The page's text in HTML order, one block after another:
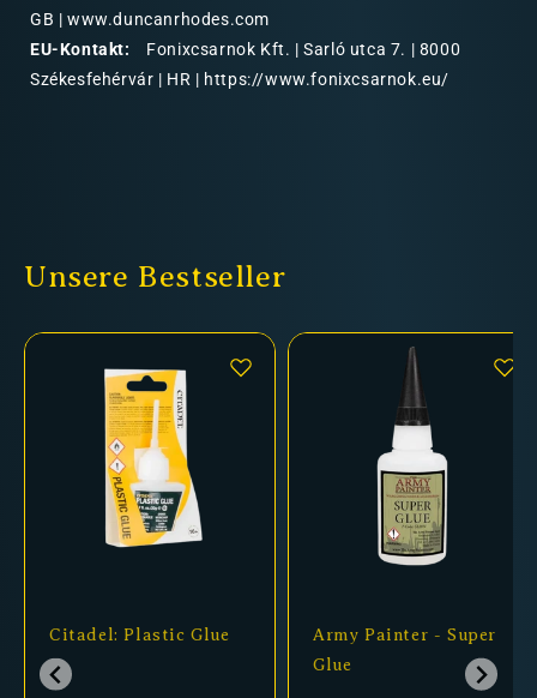
GB | www.duncanrhodes.com
EU-Kontakt:
Fonixcsarnok Kft. | Sarló utca 7. | 8000
Székesfehérvár | HR | https://www.fonixcsarnok.eu/
Unsere Bestseller
Citadel: Plastic Glue
Army Painter - Super
Glue